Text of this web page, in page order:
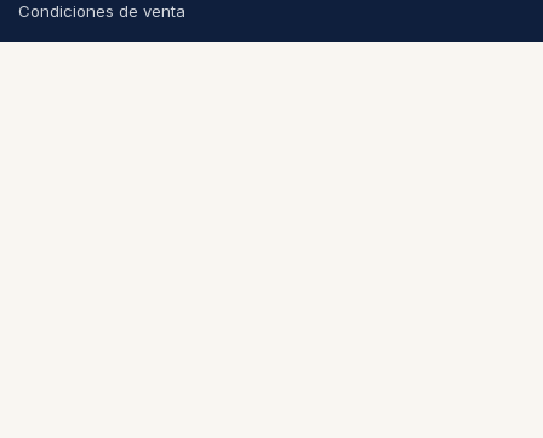
Condiciones de venta